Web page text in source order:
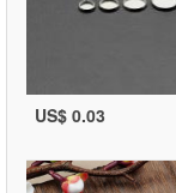
US$ 0.03